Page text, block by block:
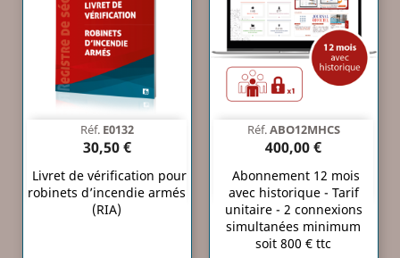
Réf. E0132
30,50 €
Livret de vérification pour
robinets d’incendie armés
(RIA)
Réf.ABO12MHCS
400,00 €
Abonnement 12 mois
avec historique - Tarif
unitaire - 2 connexions
simultanées minimum
soit 800 € ttc